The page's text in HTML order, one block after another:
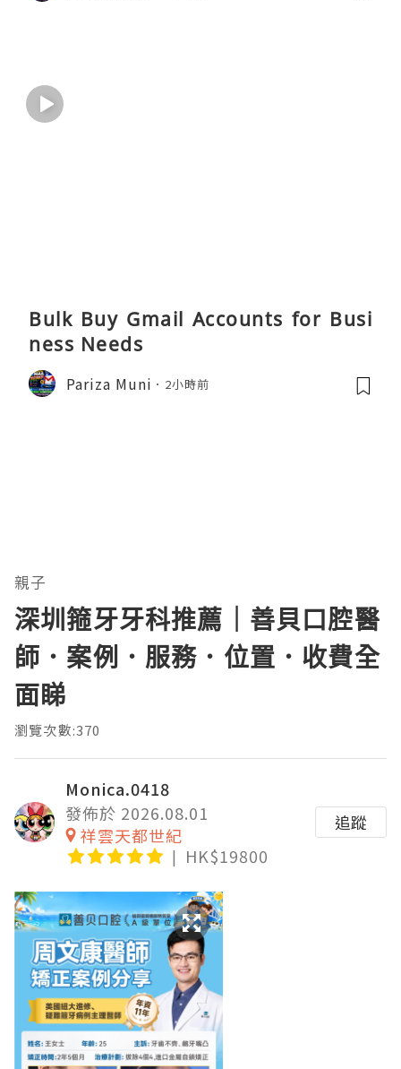
Bulk Buy Gmail Accounts for Busi
ness Needs
Pariza Muni 2小時前
親子
深圳箍牙牙科推薦｜善貝口腔醫
師．案例．服務．位置．收費全
面睇
瀏覽次數:370
Monica.0418
發佈於 2026.08.01
祥雲天都世紀
HK$19800
追蹤